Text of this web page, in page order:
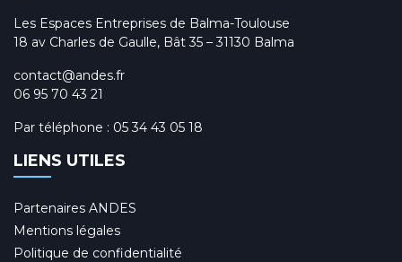
Les Espaces Entreprises de Balma-Toulouse
18 av Charles de Gaulle, Bât 35 – 31130 Balma
contact@andes.fr
06 95 70 43 21
Par téléphone : 05 34 43 05 18
LIENS UTILES
Partenaires ANDES
Mentions légales
Politique de confidentialité